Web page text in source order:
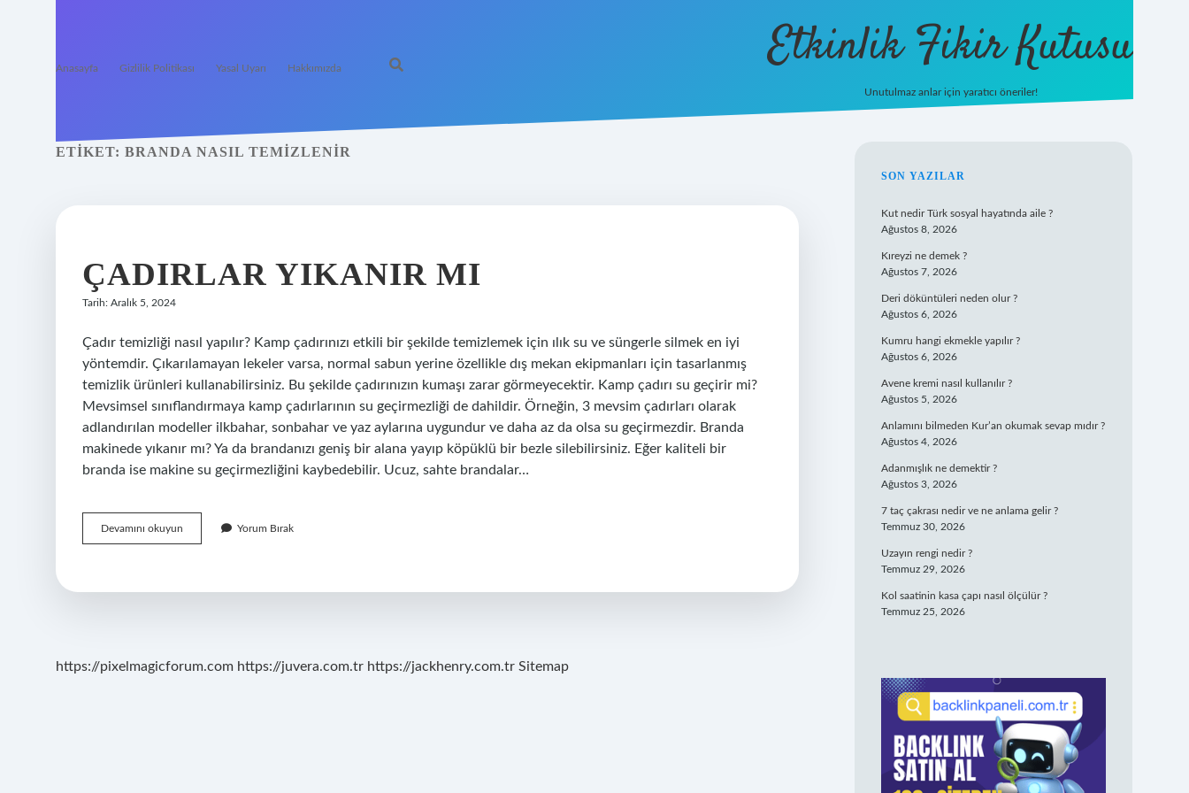
Anasayfa Gizlilik Politikası Yasal Uyarı Hakkımızda Etkinlik Fikir Kutusu
Unutulmaz anlar için yaratıcı öneriler!
ETIKET: BRANDA NASIL TEMIZLENIR
ÇADIRLAR YIKANIR MI
Tarih: Aralık 5, 2024
Çadır temizliği nasıl yapılır? Kamp çadırınızı etkili bir şekilde temizlemek için ılık su ve süngerle silmek en iyi
yöntemdir. Çıkarılamayan lekeler varsa, normal sabun yerine özellikle dış mekan ekipmanları için tasarlanmış
temizlik ürünleri kullanabilirsiniz. Bu şekilde çadırınızın kumaşı zarar görmeyecektir. Kamp çadırı su geçirir mi?
Mevsimsel sınıflandırmaya kamp çadırlarının su geçirmezliği de dahildir. Örneğin, 3 mevsim çadırları olarak
adlandırılan modeller ilkbahar, sonbahar ve yaz aylarına uygundur ve daha az da olsa su geçirmezdir. Branda
makinede yıkanır mı? Ya da brandanızı geniş bir alana yayıp köpüklü bir bezle silebilirsiniz. Eğer kaliteli bir
branda ise makine su geçirmezliğini kaybedebilir. Ucuz, sahte brandalar…
Devamını okuyun
Yıkanır
Yorum Bırak
https://pixelmagicforum.com https://juvera.com.tr https://jackhenry.com.tr Sitemap
SIDEBAR
SON YAZILAR
Kut nedir Türk sosyal hayatında aile ?
Ağustos 8, 2026
Kıreyzi ne demek ?
Ağustos 7, 2026
Deri döküntüleri neden olur ?
Ağustos 6, 2026
Kumru hangi ekmekle yapılır ?
Ağustos 6, 2026
Avene kremi nasıl kullanılır ?
Ağustos 5, 2026
Anlamını bilmeden Kur’an okumak sevap mıdır ?
Ağustos 4, 2026
Adanmışlık ne demektir ?
Ağustos 3, 2026
7 taç çakrası nedir ve ne anlama gelir ?
Temmuz 30, 2026
Uzayın rengi nedir ?
Temmuz 29, 2026
Kol saatinin kasa çapı nasıl ölçülür ?
Temmuz 25, 2026